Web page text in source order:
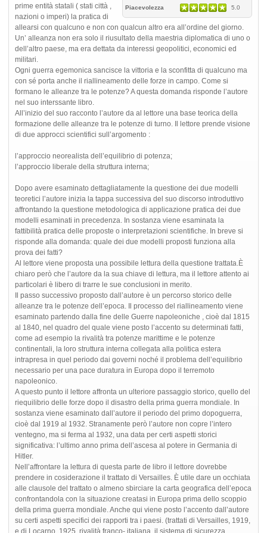
Piacevolezza 5.0
prime entità statali ( stati città ,
nazioni o imperi) la pratica di
allearsi con qualcuno e non con qualcun altro era all’ordine del giorno.
Un’ alleanza non era solo il riusultato della maestria diplomatica di uno o
dell’altro paese, ma era dettata da interessi geopolitici, economici ed
militari.
Ogni guerra egemonica sancisce la vittoria e la sconfitta di qualcuno ma
con sé porta anche il riallineamento delle forze in campo. Come si
formano le alleanze tra le potenze? A questa domanda risponde l’autore
nel suo interssante libro.
All’inizio del suo racconto l’autore da al lettore una base teorica della
formazione delle alleanze tra le potenze di turno. Il lettore prende visione
di due approcci scientifici sull’argomento :
l’approccio neorealista dell’equilibrio di potenza;
l’approccio liberale della struttura interna;
Dopo avere esaminato dettagliatamente la questione dei due modelli
teoretici l’autore inizia la tappa successiva del suo discorso introduttivo
affrontando la questione metodologica di applicazione pratica dei due
modelli esaminati in precedenza. In sostanza viene esaminata la
fattibilità pratica delle proposte o interpretazioni scientifiche. In breve si
risponde alla domanda: quale dei due modelli proposti funziona alla
prova dei fatti?
Al lettore viene proposta una possibile lettura della questione trattata.È
chiaro però che l’autore da la sua chiave di lettura, ma il lettore attento ai
particolari è libero di trarre le sue conclusioni in merito.
Il passo successivo proposto dall’autore è un percorso storico delle
alleanze tra le potenze dell’epoca. Il processo del riallineamento viene
esaminato partendo dalla fine delle Guerre napoleoniche , cioè dal 1815
al 1840, nel quadro del quale viene posto l’accento su determinati fatti,
come ad esempio la rivalità tra potenze marittime e le potenze
continentali, la loro struttura interna collegata alla politica estera
intrapresa in quel periodo dai governi noché il problema dell’equilibrio
necessario per una pace duratura in Europa dopo il terremoto
napoleonico.
A questo punto il lettore affronta un ulteriore passaggio storico, quello del
riequilibrio delle forze dopo il disastro della prima guerra mondiale. In
sostanza viene esaminato dall’autore il periodo del primo dopoguerra,
cioè dal 1919 al 1932. Stranamente però l’autore non copre l’intero
ventegno, ma si ferma al 1932, una data per certi aspetti storici
significativa: l’ultimo anno prima dell’ascesa al potere in Germania di
Hitler.
Nell’affrontare la lettura di questa parte de libro il lettore dovrebbe
prendere in cosiderazione il trattato di Versailles. È utile dare un occhiata
alle clausole del trattato o almeno sbirciare la carta geografica dell’epoca
confrontandola con la situazione creatasi in Europa prima dello scoppio
della prima guerra mondiale. Anche qui viene posto l’accento dall’autore
su certi aspetti specifici dei rapporti tra i paesi. (trattati di Versailles, 1919,
e di Locarno ,1925, rivalità franco- italiana, il sistema di sicurezza